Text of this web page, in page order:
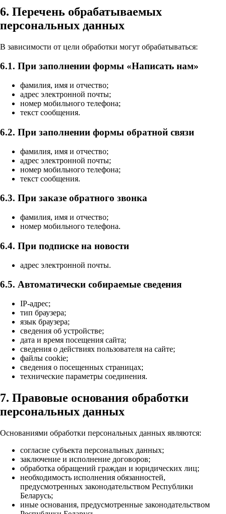
6. Перечень обрабатываемых
персональных данных
В зависимости от цели обработки могут обрабатываться:
6.1. При заполнении формы «Написать нам»
фамилия, имя и отчество;
адрес электронной почты;
номер мобильного телефона;
текст сообщения.
6.2. При заполнении формы обратной связи
фамилия, имя и отчество;
адрес электронной почты;
номер мобильного телефона;
текст сообщения.
6.3. При заказе обратного звонка
фамилия, имя и отчество;
номер мобильного телефона.
6.4. При подписке на новости
адрес электронной почты.
6.5. Автоматически собираемые сведения
IP-адрес;
тип браузера;
язык браузера;
сведения об устройстве;
дата и время посещения сайта;
сведения о действиях пользователя на сайте;
файлы cookie;
сведения о посещенных страницах;
технические параметры соединения.
7. Правовые основания обработки
персональных данных
Основаниями обработки персональных данных являются:
согласие субъекта персональных данных;
заключение и исполнение договоров;
обработка обращений граждан и юридических лиц;
необходимость исполнения обязанностей,
предусмотренных законодательством Республики
Беларусь;
иные основания, предусмотренные законодательством